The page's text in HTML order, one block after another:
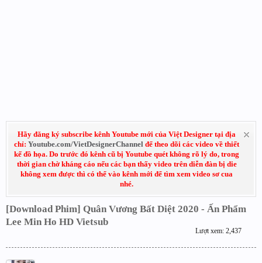
Hãy đăng ký subscribe kênh Youtube mới của Việt Designer tại địa
chỉ: Youtube.com/VietDesignerChannel để theo dõi các video về thiết
kế đồ họa. Do trước đó kênh cũ bị Youtube quét không rõ lý do, trong
thời gian chờ kháng cáo nếu các bạn thấy video trên diễn đàn bị die
không xem được thì có thể vào kênh mới để tìm xem video sơ cua
nhé.
[Download Phim] Quân Vương Bất Diệt 2020 - Ấn Phẩm
Lee Min Ho HD Vietsub
Lượt xem: 2,437